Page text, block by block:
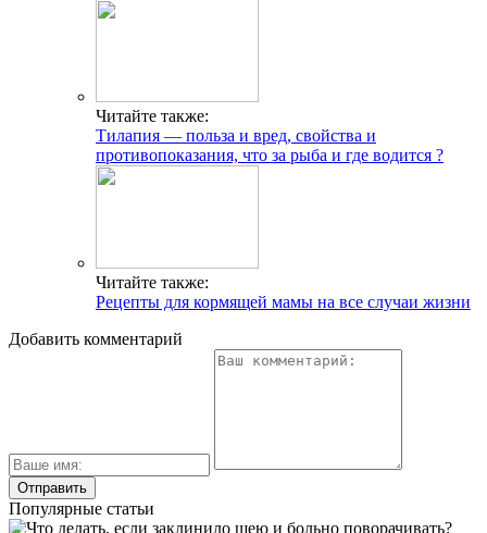
Читайте также:
Тилапия — польза и вред, свойства и
противопоказания, что за рыба и где водится ?
Читайте также:
Рецепты для кормящей мамы на все случаи жизни
Добавить комментарий
Популярные статьи